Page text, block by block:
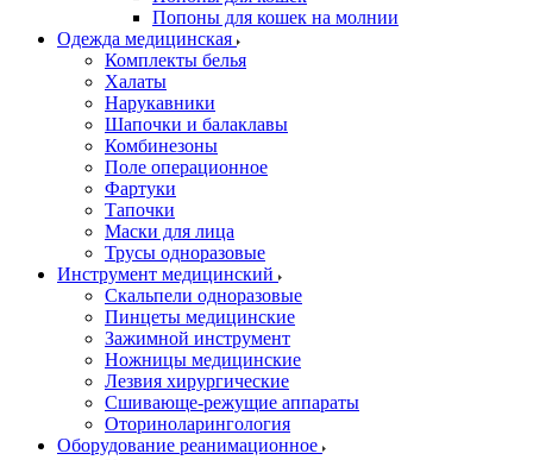
Попоны для кошек на молнии
Одежда медицинская
Комплекты белья
Халаты
Нарукавники
Шапочки и балаклавы
Комбинезоны
Поле операционное
Фартуки
Тапочки
Маски для лица
Трусы одноразовые
Инструмент медицинский
Скальпели одноразовые
Пинцеты медицинские
Зажимной инструмент
Ножницы медицинские
Лезвия хирургические
Сшивающе-режущие аппараты
Оториноларингология
Оборудование реанимационное